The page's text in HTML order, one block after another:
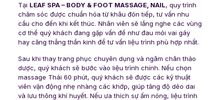
Tại LEAF SPA – BODY & FOOT MASSAGE, NAIL, quy trình
chăm sóc được chuẩn hóa từ khâu đón tiếp, tư vấn nhu
cầu cho đến khi kết thúc. Nhân viên sẽ lắng nghe các vùng
cơ thể quý khách đang gặp vấn đề như đau mỏi vai gáy
hay căng thẳng thần kinh để tư vấn liệu trình phù hợp nhất.
Sau khi thay trang phục chuyên dụng và ngâm chân thảo
dược, quý khách sẽ bước vào liệu trình chính. Nếu chọn
massage Thái 60 phút, quý khách sẽ được các kỹ thuật
viên vận động nhẹ nhàng các khớp, giúp tăng độ dẻo dai
và lưu thông khí huyết. Nếu ưa thích sự ấm nóng, liệu trình